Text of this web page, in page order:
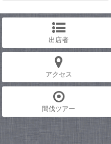
出店者
アクセス
間伐ツアー